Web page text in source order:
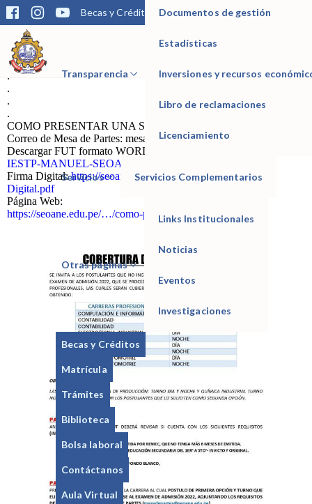
Becas y Créditos Matrícula Trámites Biblioteca
IESTP Manuel Seoane Corrales
Transparencia
Documentos de gestión
Estadísticas
Inversiones y recursos
Libro de reclamaciones
Licenciamiento
Servicios Servicios Complementarios
Otras páginas
Links Institucionales
Noticias
Eventos
Investigaciones
Becas y Créditos
Matrícula
Trámites
Biblioteca
Bolsa laboral
Contáctanos
Aula Virtual
PROCESO DE COBERTURA 2022, Leer las indicaciones
detenidamente.
Formulario:
https://forms.gle/u4VKqY3Q1QsWSGmV9
Comunicado en PDF:
https://drive.google.com/
…/12VMOmaYcYeKjVWFgA…/view…
.
.
.
.
COMO PRESENTAR UNA SOLICITUD A MESA DE PARTES
Correo de Mesa de Partes: mesadepartes@seoane.edu.pe
Descargar FUT formato WORD:
IESTP-MANUEL-SEOANE…
Firma Digital:https://seoane.edu.pe/…/07/Tutorial-Firma-
Digital.pdf
Página Web:
https://seoane.edu.pe/…/como-presentar-una…/